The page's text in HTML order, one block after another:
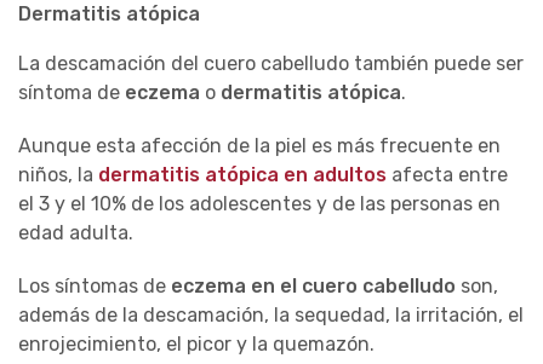
Dermatitis atópica
La descamación del cuero cabelludo también puede ser
síntoma de eczema o dermatitis atópica.
Aunque esta afección de la piel es más frecuente en
niños, la dermatitis atópica en adultos afecta entre
el 3 y el 10% de los adolescentes y de las personas en
edad adulta.
Los síntomas de eczema en el cuero cabelludo son,
además de la descamación, la sequedad, la irritación, el
enrojecimiento, el picor y la quemazón.